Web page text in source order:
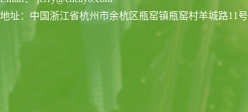
地址：中国浙江省杭州市余杭区瓶窑镇瓶窑村羊城路11号